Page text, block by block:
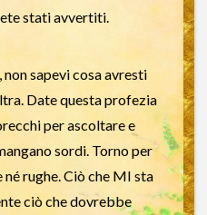
stati avvertiti.
non sapevi cosa avresti
Date questa profezia
per ascoltare e
sordi. Torno per
né rughe. Ciò che MI sta
ciò che dovrebbe